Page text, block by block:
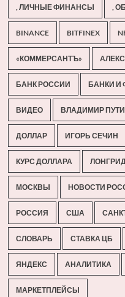
, ЛИЧНЫЕ ФИНАНСЫ ,
BINANCE BITFINEX
«КОММЕРСАНТЪ»
БАНК РОССИИ БАНКИ
ВИДЕО ВЛАДИМИР
ДОЛЛАР ИГОРЬ СЕЧИН
КУРС ДОЛЛАРА
МОСКВЫ НОВОСТИ
РОССИЯ США
СЛОВАРЬ СТАВКА ЦБ
ЯНДЕКС АНАЛИТИКА
МАРКЕТПЛЕЙСЫ